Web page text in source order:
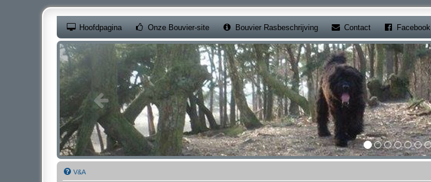
Hoofdpagina Onze Bouvier-site(Opens a new tab)
Bouvier Rasbeschrijving Contact(Opens a new tab)
Facebook
V&A